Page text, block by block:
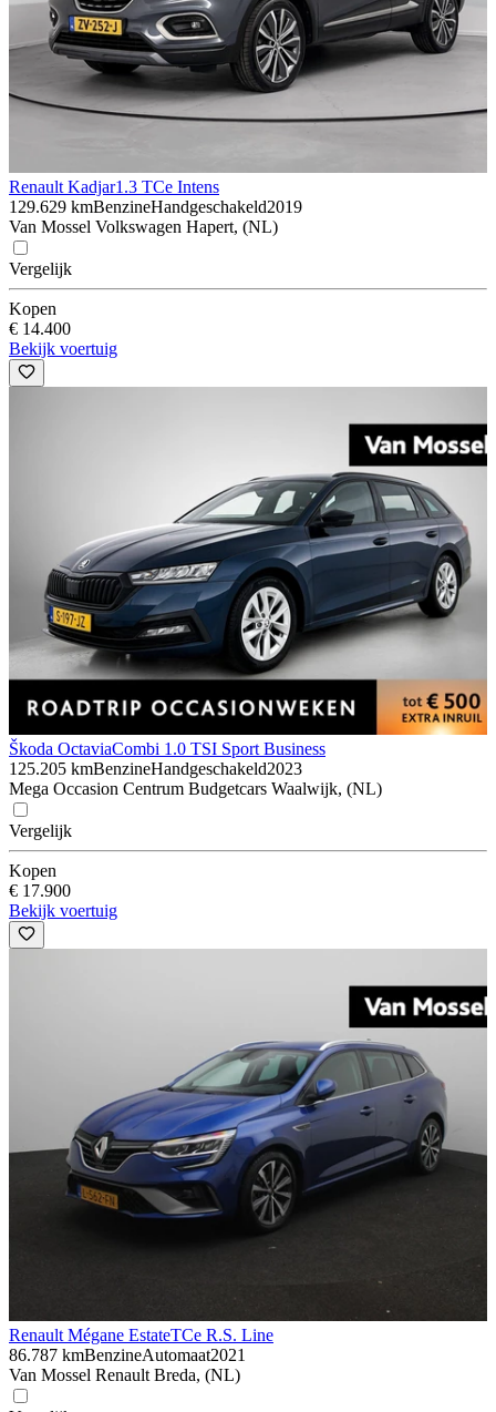
Renault Kadjar1.3 TCe Intens
129.629 kmBenzineHandgeschakeld2019
Van Mossel Volkswagen Hapert, (NL)
Vergelijk
Kopen
€ 14.400
Bekijk voertuig
Škoda OctaviaCombi 1.0 TSI Sport Business
125.205 kmBenzineHandgeschakeld2023
Mega Occasion Centrum Budgetcars Waalwijk, (NL)
Vergelijk
Kopen
€ 17.900
Bekijk voertuig
Renault Mégane EstateTCe R.S. Line
86.787 kmBenzineAutomaat2021
Van Mossel Renault Breda, (NL)